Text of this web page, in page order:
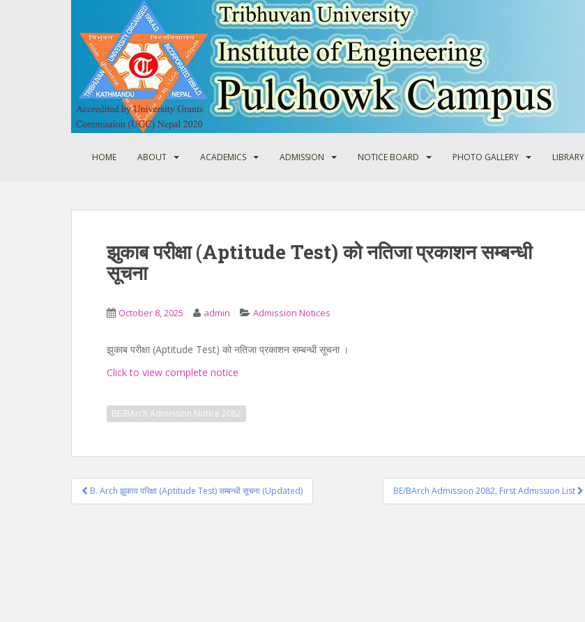
HOME ABOUT ACADEMICS ADMISSION NOTICE BOARD PHOTO GALLERY LIBRARY
झुकाब परीक्षा (Aptitude Test) को नतिजा प्रकाशन सम्बन्धी
सूचना
October 8, 2025 admin Admission Notices
झुकाब परीक्षा (Aptitude Test) को नतिजा प्रकाशन सम्बन्धी सूचना ।
Click to view complete notice
BE/BArch Admission Notice 2082
Post
navigation
B. Arch झुकाव परिक्षा (Aptitude Test) सम्बन्धी सूचना (Updated) BE/BArch Admission 2082, First Admission List